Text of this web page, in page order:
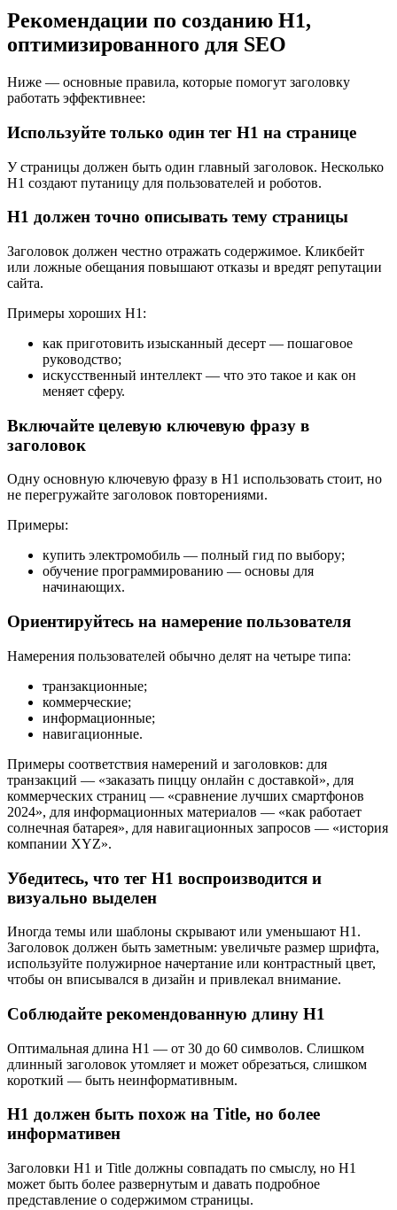
Рекомендации по созданию H1,
оптимизированного для SEO
Ниже — основные правила, которые помогут заголовку
работать эффективнее:
Используйте только один тег H1 на странице
У страницы должен быть один главный заголовок. Несколько
H1 создают путаницу для пользователей и роботов.
H1 должен точно описывать тему страницы
Заголовок должен честно отражать содержимое. Кликбейт
или ложные обещания повышают отказы и вредят репутации
сайта.
Примеры хороших H1:
как приготовить изысканный десерт — пошаговое
руководство;
искусственный интеллект — что это такое и как он
меняет сферу.
Включайте целевую ключевую фразу в
заголовок
Одну основную ключевую фразу в H1 использовать стоит, но
не перегружайте заголовок повторениями.
Примеры:
купить электромобиль — полный гид по выбору;
обучение программированию — основы для
начинающих.
Ориентируйтесь на намерение пользователя
Намерения пользователей обычно делят на четыре типа:
транзакционные;
коммерческие;
информационные;
навигационные.
Примеры соответствия намерений и заголовков: для
транзакций — «заказать пиццу онлайн с доставкой», для
коммерческих страниц — «сравнение лучших смартфонов
2024», для информационных материалов — «как работает
солнечная батарея», для навигационных запросов — «история
компании XYZ».
Убедитесь, что тег H1 воспроизводится и
визуально выделен
Иногда темы или шаблоны скрывают или уменьшают H1.
Заголовок должен быть заметным: увеличьте размер шрифта,
используйте полужирное начертание или контрастный цвет,
чтобы он вписывался в дизайн и привлекал внимание.
Соблюдайте рекомендованную длину H1
Оптимальная длина H1 — от 30 до 60 символов. Слишком
длинный заголовок утомляет и может обрезаться, слишком
короткий — быть неинформативным.
H1 должен быть похож на Title, но более
информативен
Заголовки H1 и Title должны совпадать по смыслу, но H1
может быть более развернутым и давать подробное
представление о содержимом страницы.